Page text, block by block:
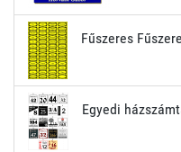
Fűszeres
Egyedi